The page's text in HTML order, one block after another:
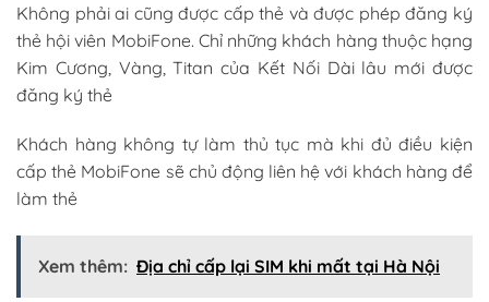
Không phải ai cũng được cấp thẻ và được phép đăng ký
thẻ hội viên MobiFone. Chỉ những khách hàng thuộc hạng
Kim Cương, Vàng, Titan của Kết Nối Dài lâu mới được
đăng ký thẻ
Khách hàng không tự làm thủ tục mà khi đủ điều kiện
cấp thẻ MobiFone sẽ chủ động liên hệ với khách hàng để
làm thẻ
Xem thêm: Địa chỉ cấp lại SIM khi mất tại Hà Nội